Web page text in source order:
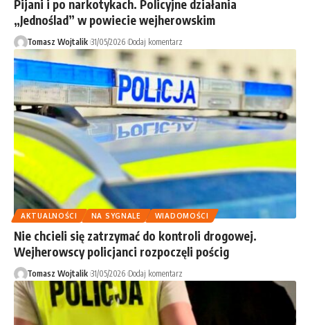
Pijani i po narkotykach. Policyjne działania
„Jednoślad” w powiecie wejherowskim
Tomasz Wojtalik 31/05/2026 Dodaj komentarz
AKTUALNOŚCI NA SYGNALE WIADOMOŚCI
Nie chcieli się zatrzymać do kontroli drogowej.
Wejherowscy policjanci rozpoczęli pościg
Tomasz Wojtalik 31/05/2026 Dodaj komentarz